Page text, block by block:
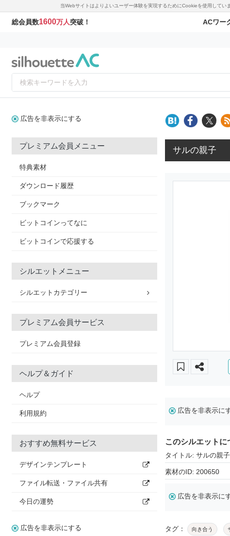
当Webサイトはよりよいユーザー体験を実現するためにCookieを使用して
総会員数1600万人突破！ ACワー
広告を非表示にする
プレミアム会員メニュー
特典素材
ダウンロード履歴
ブックマーク
ビットコインってなに
ビットコインで応援する
シルエットメニュー
シルエットカテゴリー
プレミアム会員サービス
プレミアム会員登録
ヘルプ＆ガイド
ヘルプ
利用規約
おすすめ無料サービス
デザインテンプレート
ファイル転送・ファイル共有
今日の運勢
広告を非表示にする
サルの親子
広告を非表示に
このシルエットに
タイトル: サルの親子
素材のID: 200650
広告を非表示に
タグ： 向き合う